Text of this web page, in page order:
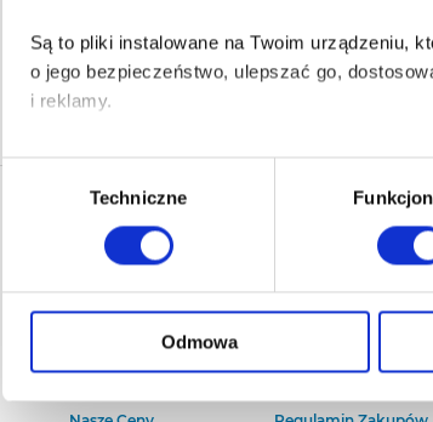
Są to pliki instalowane na Twoim urządzeniu,
o jego bezpieczeństwo, ulepszać go,
i reklamy.
Poza plikami, które są nam niezbędne do
Twojej zgody.
Każda udzielona zgoda poprawi Twoje
Wybór
Techniczne
Odmowa